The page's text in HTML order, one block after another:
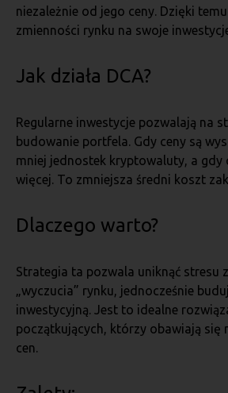
niezależnie od jego ceny. Dzięki
zmienności rynku na swoje
Jak działa DCA?
Regularne inwestycje pozwalają na
budowanie portfela. Gdy ceny są
mniej jednostek kryptowaluty, a gdy
więcej. To zmniejsza średni koszt
Dlaczego warto?
Strategia ta pozwala uniknąć stresu
„wyczucia” rynku, jednocześnie
inwestycyjną. Jest to idealne
początkujących, którzy obawiają się
cen.